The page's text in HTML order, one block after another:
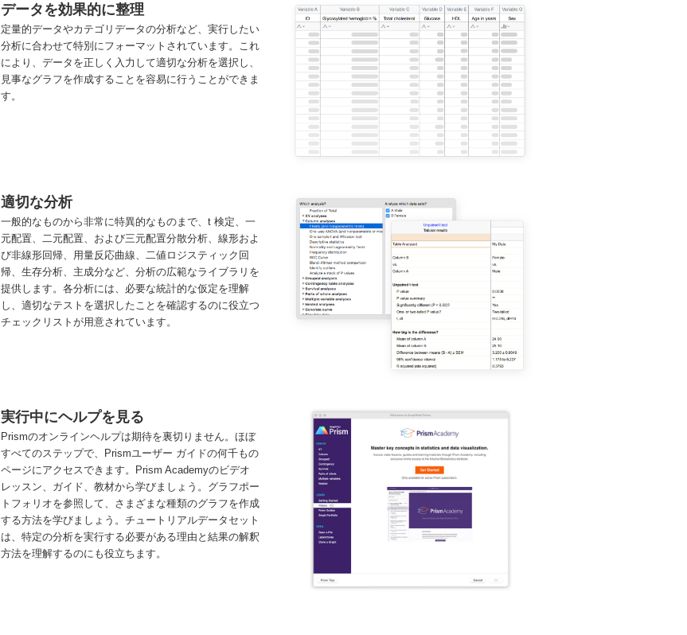
データを効果的に整理
定量的データやカテゴリデータの分析など、実行したい
分析に合わせて特別にフォーマットされています。これ
により、データを正しく入力して適切な分析を選択し、
見事なグラフを作成することを容易に行うことができま
す。
適切な分析
一般的なものから非常に特異的なものまで、t 検定、一
元配置、二元配置、および三元配置分散分析、線形およ
び非線形回帰、用量反応曲線、二値ロジスティック回
帰、生存分析、主成分など、分析の広範なライブラリを
提供します。各分析には、必要な統計的な仮定を理解
し、適切なテストを選択したことを確認するのに役立つ
チェックリストが用意されています。
実行中にヘルプを見る
Prismのオンラインヘルプは期待を裏切りません。ほぼ
すべてのステップで、Prismユーザー ガイドの何千もの
ページにアクセスできます。Prism Academyのビデオ
レッスン、ガイド、教材から学びましょう。グラフポー
トフォリオを参照して、さまざまな種類のグラフを作成
する方法を学びましょう。チュートリアルデータセット
は、特定の分析を実行する必要がある理由と結果の解釈
方法を理解するのにも役立ちます。